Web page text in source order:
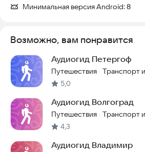
Минимальная версия Android:8
Возможно, вам понравится
Аудиогид Петергоф
Путешествия · Транспорт
5,0
Аудиогид Волгоград
Путешествия · Транспорт
4,3
Аудиогид Владимир